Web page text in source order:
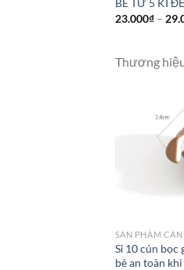
BÉ TỪ 5 KÍ
23.000₫–
Thương
SẢN PHẦM
Sỉ 10 cún bọc
bé an toàn